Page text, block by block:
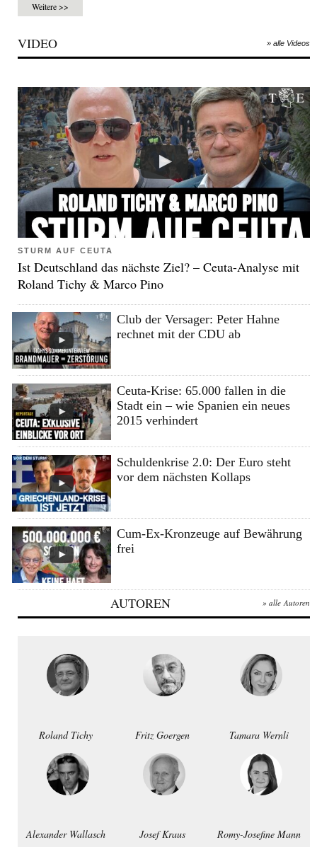
Weitere >>
VIDEO » alle Videos
STURM AUF CEUTA
Ist Deutschland das nächste Ziel? – Ceuta-Analyse mit
Roland Tichy & Marco Pino
Club der Versager: Peter Hahne
rechnet mit der CDU ab
Ceuta-Krise: 65.000 fallen in die
Stadt ein – wie Spanien ein neues
2015 verhindert
Schuldenkrise 2.0: Der Euro steht
vor dem nächsten Kollaps
Cum-Ex-Kronzeuge auf Bewährung
frei
AUTOREN » alle Autoren
Roland Tichy Fritz Goergen Tamara Wernli
Alexander Wallasch Josef Kraus Romy-Josefine Mann